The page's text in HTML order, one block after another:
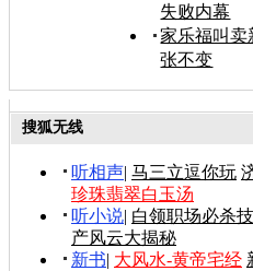
失败内幕
家乐福叫卖
张不变
搜狐无线
听相声 马三立逗你玩
珍珠翡翠白玉汤
听小说 白领职场必杀技
产风云大揭秘
新书 大风水-黄帝宅经